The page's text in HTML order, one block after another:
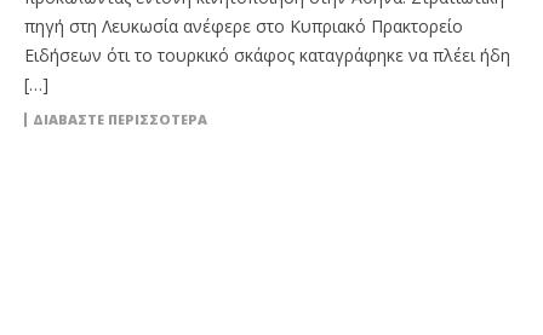
πηγή στη Λευκωσία ανέφερε στο Κυπριακό Πρακτορείο
Ειδήσεων ότι το τουρκικό σκάφος καταγράφηκε να πλέει ήδη
[…]
ΔΙΑΒΆΣΤΕ ΠΕΡΙΣΣΌΤΕΡΑ